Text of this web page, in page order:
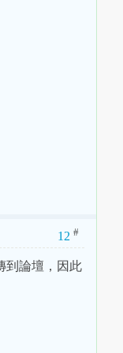
12 #
到論壇，因此